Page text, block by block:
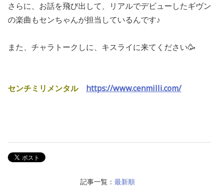
さらに、お話を飛び出して、リアルでデビューしたギヴン
の楽曲もセンちゃんが担当しているんです♪
また、チャラトークしに、キスライに来てください🥳
センチミリメンタル https://www.cenmilli.com/
記事一覧： 最新順